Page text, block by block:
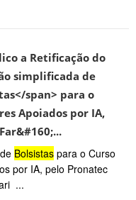
a Retificação do
simplificada de
span> para o
Apoiados por IA,
Bolsistas para o Curso
por IA, pelo Pronatec
...